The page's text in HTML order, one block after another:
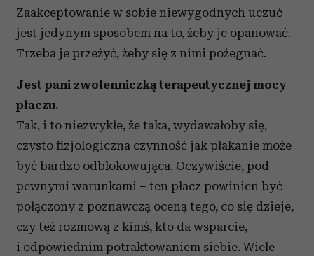
Zaakceptowanie w sobie niewygodnych uczuć
jest jedynym sposobem na to, żeby je opanować.
Trzeba je przeżyć, żeby się z nimi pożegnać.
Jest pani zwolenniczką terapeutycznej mocy
płaczu.
Tak, i to niezwykłe, że taka, wydawałoby się,
czysto fizjologiczna czynność jak płakanie może
być bardzo odblokowująca. Oczywiście, pod
pewnymi warunkami – ten płacz powinien być
połączony z poznawczą oceną tego, co się dzieje,
czy też rozmową z kimś, kto da wsparcie,
i odpowiednim potraktowaniem siebie. Wiele